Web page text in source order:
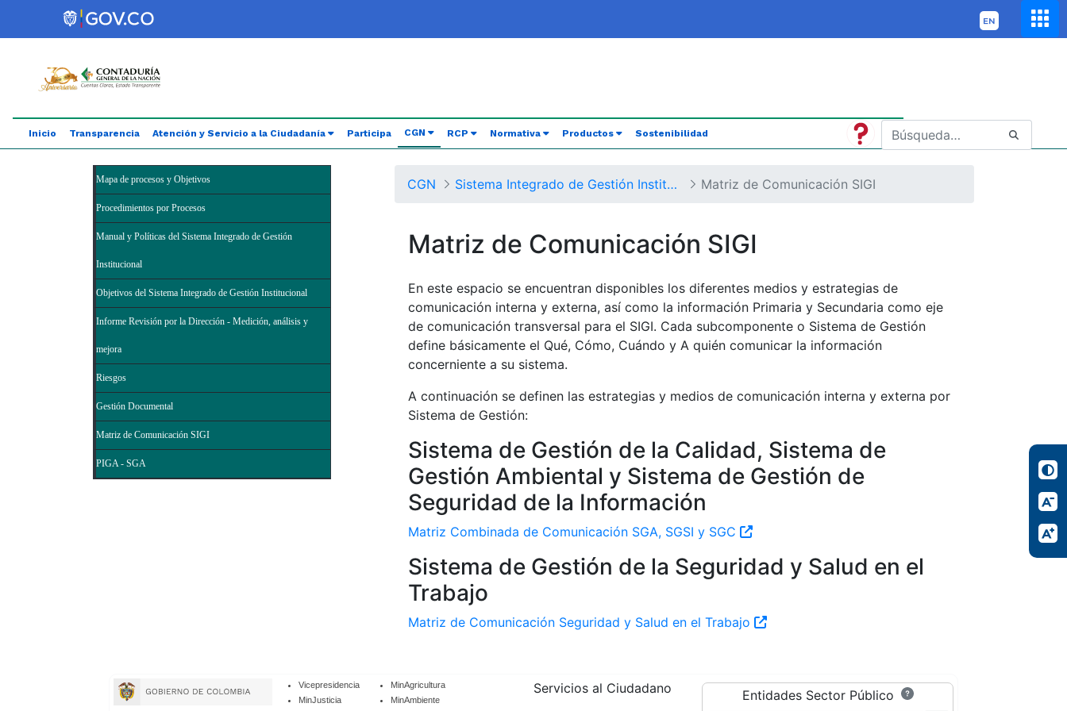
Saltar al contenido principal
Abrir menú de accesibilidad
Inicio Transparencia Atención y Servicio a la Ciudadanía Participa CGN (current)
RCP Normativa Productos Sostenibilidad
Mapa de procesos y Objetivos
Procedimientos por Procesos
Manual y Políticas del Sistema Integrado de Gestión
Institucional
Objetivos del Sistema Integrado de Gestión Institucional
Informe Revisión por la Dirección - Medición, análisis y
mejora
Riesgos
Gestión Documental
Matriz de Comunicación SIGI
PIGA - SGA
CGN Sistema Integrado de Gestión Institucional Matriz de Comunicación SIGI
Matriz de Comunicación SIGI
En este espacio se encuentran disponibles los diferentes medios y estrategias de
comunicación interna y externa, así como la información Primaria y Secundaria como eje
de comunicación transversal para el SIGI. Cada subcomponente o Sistema de Gestión
define básicamente el Qué, Cómo, Cuándo y A quién comunicar la información
concerniente a su sistema.
A continuación se definen las estrategias y medios de comunicación interna y externa por
Sistema de Gestión:
Sistema de Gestión de la Calidad, Sistema de
Gestión Ambiental y Sistema de Gestión de
Seguridad de la Información
Matriz Combinada de Comunicación SGA, SGSI y SGC
Sistema de Gestión de la Seguridad y Salud en el
Trabajo
Matriz de Comunicación Seguridad y Salud en el Trabajo
Vicepresidencia
MinJusticia
MinAgricultura
MinAmbiente
Servicios al Ciudadano Entidades Sector Público